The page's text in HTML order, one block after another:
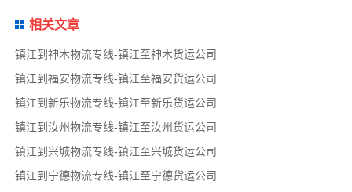
相关文章
镇江到神木物流专线-镇江至神木货运公司
镇江到福安物流专线-镇江至福安货运公司
镇江到新乐物流专线-镇江至新乐货运公司
镇江到汝州物流专线-镇江至汝州货运公司
镇江到兴城物流专线-镇江至兴城货运公司
镇江到宁德物流专线-镇江至宁德货运公司